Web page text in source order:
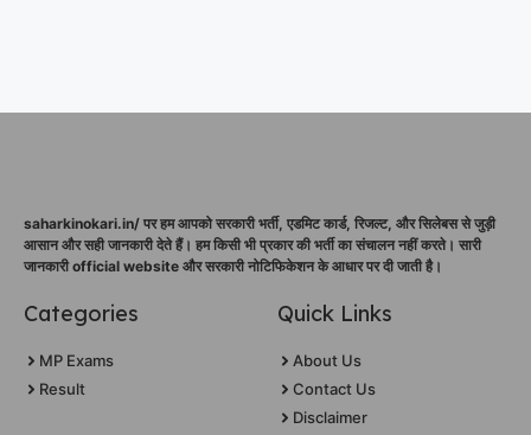
saharkinokari.in/ पर हम आपको सरकारी भर्ती, एडमिट कार्ड, रिजल्ट, और सिलेबस से जुड़ी
आसान और सही जानकारी देते हैं। हम किसी भी प्रकार की भर्ती का संचालन नहीं करते। सारी
जानकारी official website और सरकारी नोटिफिकेशन के आधार पर दी जाती है।
Categories
MP Exams
Result
Quick Links
About Us
Contact Us
Disclaimer